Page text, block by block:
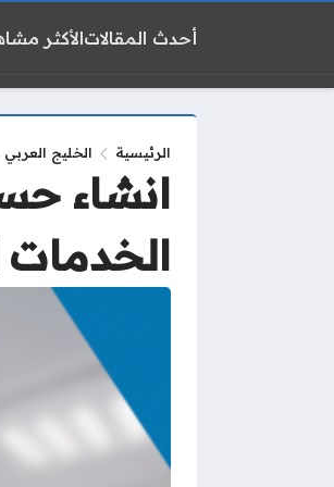
أحدث المقالاتالأكثر
الرئيسية الخليج العربي
انشاء
الخدمات